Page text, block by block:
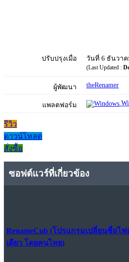
ปรับปรุงเมื่อ วันที่ 6 ธันวาค
(Last Updated :
ผู้พัฒนา theRenamer
แพลตฟอร์ม
รีวิว
ดาวน์โหลด
สั่งซื้อ
ซอฟต์แวร์ที่เกี่ยวข้อง
RenameCub (โปรแกรมเปลี่ยนชื่อไ
เดียว โดยคนไทย)